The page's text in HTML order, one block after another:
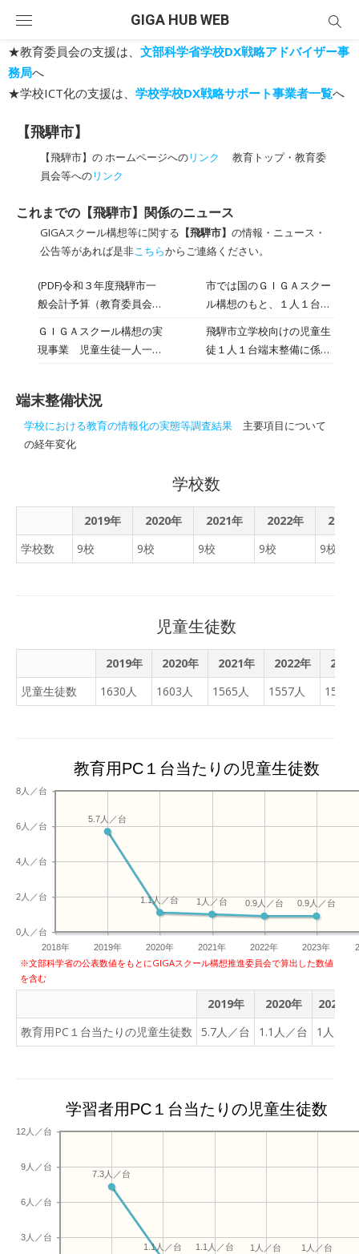
content
GIGA HUB WEB
★教育委員会の支援は、 文部科学省学校DX戦略アドバイザー事
務局へ
★学校ICT化の支援は、 学校学校DX戦略サポート事業者一覧へ
【飛騨市】
【飛騨市】の ホームページへのリンク
教育トップ・教育委
員会等へのリンク
これまでの【飛騨市】関係のニュース
GIGAスクール構想等に関する 【飛騨市】 の情報・ニュース・
公告等があれば是非こちらからご連絡ください。
(PDF)令和３年度飛騨市一
般会計予算（教育委員会事
市では国のＧＩＧＡスクー
ル構想のもと、１人１台の
速大容量ネットワークの整
備に取り組んでまいりまし
な知見を有するＩＣＴ支援
取り組みを行います。また
小学校の理科室及び小学校
３年の普通教室にも電子黒
板、授業用パソコンを整備
しましてデジタル教材やタ
おります。（２２ページ）
ＧＩＧＡスクール構想の実
現事業 児童生徒一人一台
飛騨市立学校向けの児童生
徒１人１台端末整備に係る
端末整備状況
学校における教育の情報化の実態等調査結果 主要項目について
の経年変化
学校数
2019年 2020年 2021年 2022年
2023
学校数
9校 9校 9校 9校 9校
児童生徒数
2019年 2020年 2021年 2022年
2023
児童生徒数
1630人 1603人 1565人 1557人 1508
教育用PC１台当たりの児童生徒数
2018年 2019年 2020年 2021年 2022年 2023年
0人／台
2人／台
4人／台
6人／台
8人／台
0.9人／台
0.9人／台
1人／台
1.1人／台
5.7人／台
※文部科学省の公表数値をもとにGIGAスクール構想推進委員会で算出した数値
を含む
2019年 2020年
2021年
教育用PC１台当たりの児童生徒数
5.7人／台 1.1人／台 1人／台
学習者用PC１台当たりの児童生徒数
3人／台
6人／台
9人／台
12人／台
1人／台
1人／台
1.1人／台
1.1人／台
7.3人／台